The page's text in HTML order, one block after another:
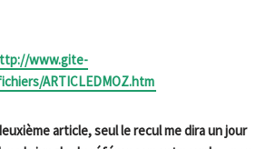
www.gite-
ARTICLEDMOZ.htm
article, seul le recul me dira un jour